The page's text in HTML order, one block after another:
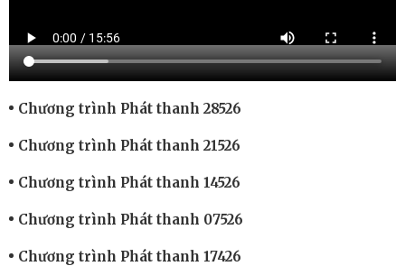
Chương trình Phát thanh 28526
Chương trình Phát thanh 21526
Chương trình Phát thanh 14526
Chương trình Phát thanh 07526
Chương trình Phát thanh 17426